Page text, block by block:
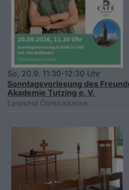
So, 20.9. 11:30-12:30 Uhr
Sonntagsvorlesung des
Akademie Tutzing e. V.
Landshut Christuskirche